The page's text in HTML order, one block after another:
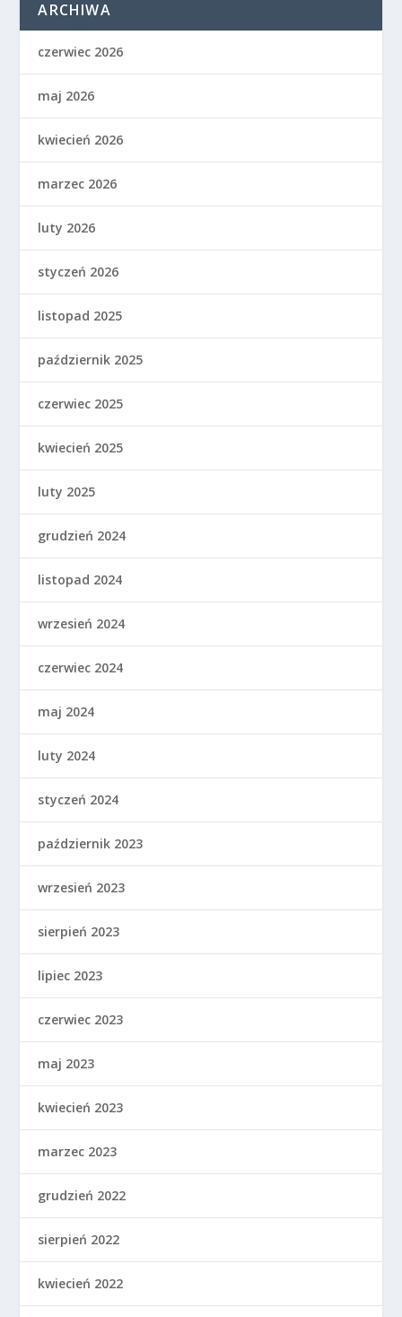
ARCHIWA
czerwiec 2026
maj 2026
kwiecień 2026
marzec 2026
luty 2026
styczeń 2026
listopad 2025
październik 2025
czerwiec 2025
kwiecień 2025
luty 2025
grudzień 2024
listopad 2024
wrzesień 2024
czerwiec 2024
maj 2024
luty 2024
styczeń 2024
październik 2023
wrzesień 2023
sierpień 2023
lipiec 2023
czerwiec 2023
maj 2023
kwiecień 2023
marzec 2023
grudzień 2022
sierpień 2022
kwiecień 2022